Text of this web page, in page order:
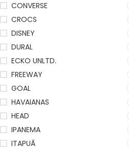
CONVERSE
CROCS
DISNEY
DURAL
ECKO UNLTD.
FREEWAY
GOAL
HAVAIANAS
HEAD
IPANEMA
ITAPUÃ